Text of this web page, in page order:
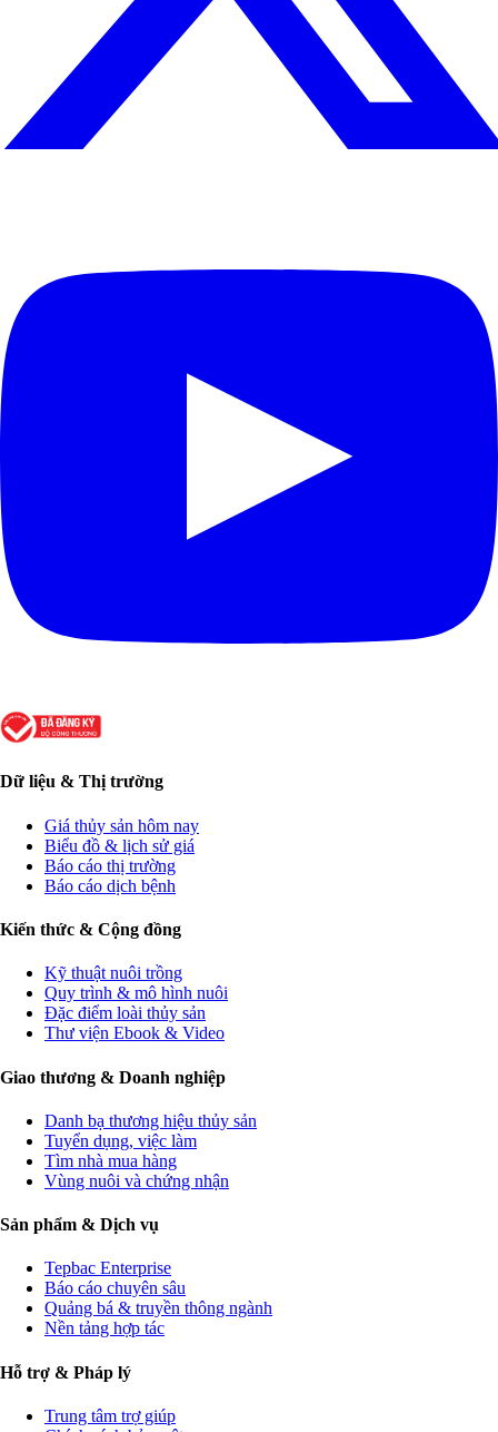
Dữ liệu & Thị trường
Giá thủy sản hôm nay
Biểu đồ & lịch sử giá
Báo cáo thị trường
Báo cáo dịch bệnh
Kiến thức & Cộng đồng
Kỹ thuật nuôi trồng
Quy trình & mô hình nuôi
Đặc điểm loài thủy sản
Thư viện Ebook & Video
Giao thương & Doanh nghiệp
Danh bạ thương hiệu thủy sản
Tuyển dụng, việc làm
Tìm nhà mua hàng
Vùng nuôi và chứng nhận
Sản phẩm & Dịch vụ
Tepbac Enterprise
Báo cáo chuyên sâu
Quảng bá & truyền thông ngành
Nền tảng hợp tác
Hỗ trợ & Pháp lý
Trung tâm trợ giúp